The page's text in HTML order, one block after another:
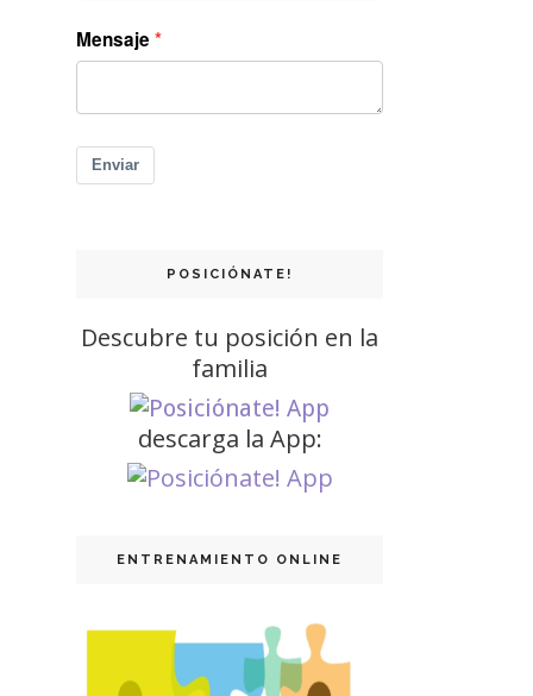
Mensaje
Enviar
POSICIÓNATE!
Descubre tu posición en la
familia
descarga la App:
ENTRENAMIENTO ONLINE